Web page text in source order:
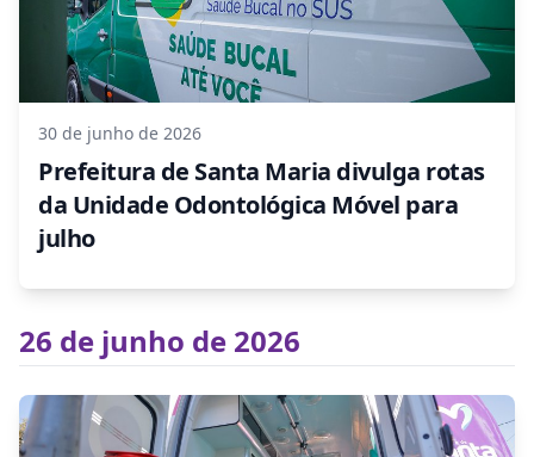
30 de junho de 2026
Prefeitura de Santa Maria divulga rotas
da Unidade Odontológica Móvel para
julho
26 de junho de 2026